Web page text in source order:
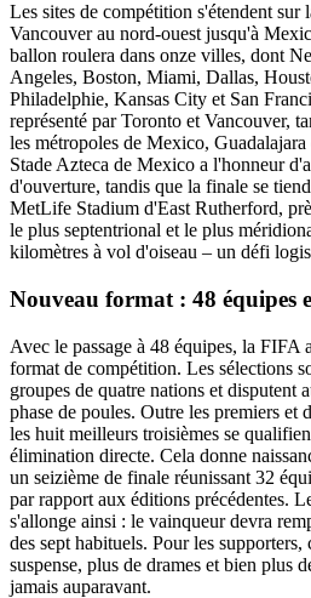
Les sites de compétition s'étendent
Vancouver au nord-ouest jusqu'à
ballon roulera dans onze villes, dont
Angeles, Boston, Miami, Dallas,
Philadelphie, Kansas City et San
représenté par Toronto et Vancouver,
les métropoles de Mexico,
Stade Azteca de Mexico a l'honneur
d'ouverture, tandis que la finale se
MetLife Stadium d'East Rutherford,
le plus septentrional et le plus
kilomètres à vol d'oiseau – un défi
Nouveau format : 48 équipes
Avec le passage à 48 équipes, la FIFA
format de compétition. Les sélections
groupes de quatre nations et disputent
phase de poules. Outre les premiers et
les huit meilleurs troisièmes se
élimination directe. Cela donne
un seizième de finale réunissant 32
par rapport aux éditions précédentes.
s'allonge ainsi : le vainqueur devra
des sept habituels. Pour les
suspense, plus de drames et bien plus
jamais auparavant.